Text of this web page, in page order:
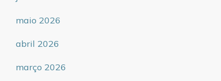
maio 2026
abril 2026
março 2026